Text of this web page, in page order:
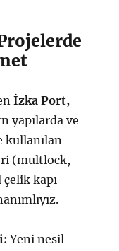
İzka Port,
yapılarda ve
kullanılan
(multlock,
kapı
Yeni nesil